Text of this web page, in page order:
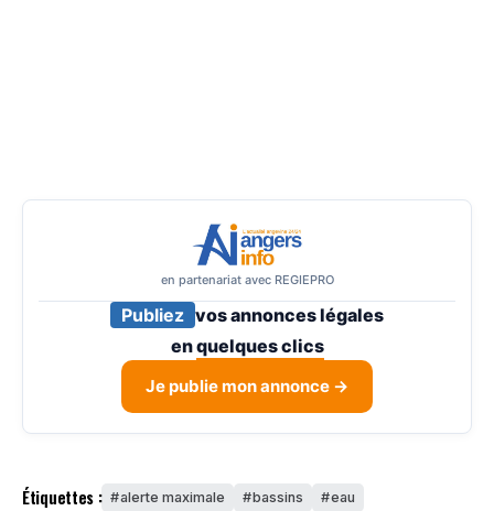
en partenariat avec REGIEPRO
Publiez vos annonces légales
enquelques clics
Je publie mon annonce →
Étiquettes : alerte maximale bassins
eau